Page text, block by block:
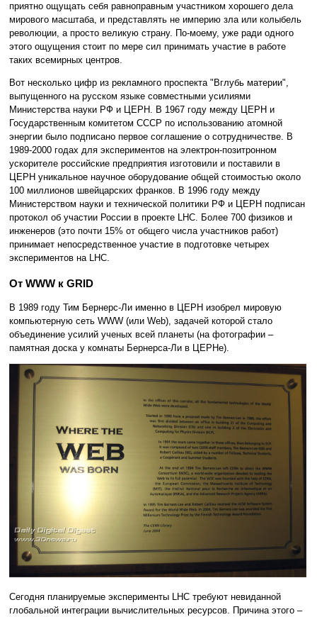
приятно ощущать себя равноправным участником хорошего дела
мирового масштаба, и представлять не империю зла или колыбель
революции, а просто великую страну. По-моему, уже ради одного
этого ощущения стоит по мере сил принимать участие в работе
таких всемирных центров.
Вот несколько цифр из рекламного проспекта "Вглубь материи",
выпущенного на русском языке совместными усилиями
Министерства науки РФ и ЦЕРН. В 1967 году между ЦЕРН и
Государственным комитетом СССР по использованию атомной
энергии было подписано первое соглашение о сотрудничестве. В
1989-2000 годах для экспериментов на электрон-позитронном
ускорителе российские предприятия изготовили и поставили в
ЦЕРН уникальное научное оборудование общей стоимостью около
100 миллионов швейцарских франков. В 1996 году между
Министерством науки и технической политики РФ и ЦЕРН подписан
протокол об участии России в проекте LHC. Более 700 физиков и
инженеров (это почти 15% от общего числа участников работ)
принимает непосредственное участие в подготовке четырех
экспериментов на LHC.
От WWW к GRID
В 1989 году Тим Бернерс-Ли именно в ЦЕРН изобрел мировую
компьютерную сеть WWW (или Web), задачей которой стало
объединение усилий ученых всей планеты (на фотографии –
памятная доска у комнаты Бернерса-Ли в ЦЕРНе).
Сегодня планируемые эксперименты LHC требуют невиданной
глобальной интеграции вычислительных ресурсов. Причина этого –